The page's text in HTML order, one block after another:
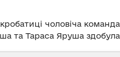
чоловіча
та Тараса Яруша